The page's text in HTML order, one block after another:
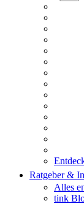
Ratgeber &
Alles
tink